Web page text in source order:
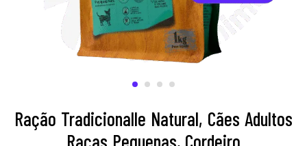
Ração Tradicionalle Natural, Cães Adultos
Raças Pequenas, Cordeiro